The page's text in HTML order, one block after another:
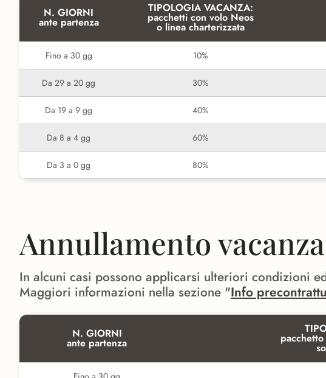
N. GIORNI
ante partenza
TIPOLOGIA VACANZA:
pacchetti con volo Neos
o linea charterizzata
Fino a 30 gg 10%
Da 29 a 20 gg 30%
Da 19 a 9 gg 40%
Da 8 a 4 gg 60%
Da 3 a 0 gg 80%
Annullamento
In alcuni casi possono applicarsi ulteriori condizioni
Maggiori informazioni nella sezione "Info
N. GIORNI
ante partenza